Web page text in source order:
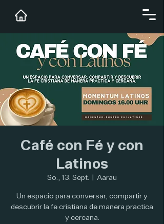
Café con Fé y con
Latinos
So., 13. Sept.
  |
Aarau
Un espacio para conversar, compartir y
descubrir la fe cristiana de manera practica
y cercana.